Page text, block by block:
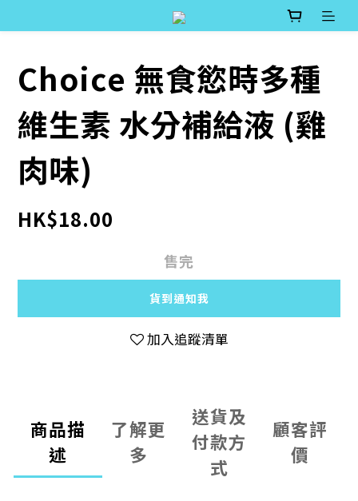
Choice 無食慾時多種
維生素 水分補給液 (雞
肉味)
HK$18.00
售完
貨到通知我
加入追蹤清單
商品描
述
了解更
多
送貨及
付款方
式
顧客評
價